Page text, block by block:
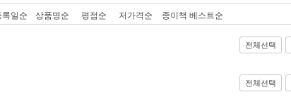
록일순 상품명순 평점순 저가격순 종이책 베스트순
전체선택
전체선택